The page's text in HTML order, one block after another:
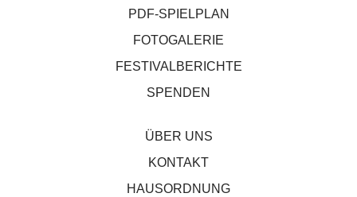
PDF-SPIELPLAN
FOTOGALERIE
FESTIVALBERICHTE
SPENDEN
ÜBER UNS
KONTAKT
HAUSORDNUNG